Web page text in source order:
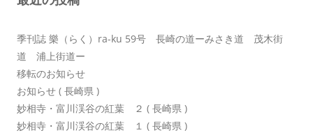
季刊誌 樂（らく）ra-ku 59号 長崎の道ーみさき道 茂木街
道 浦上街道ー
移転のお知らせ
お知らせ ( 長崎県 )
妙相寺・富川渓谷の紅葉 ２ ( 長崎県 )
妙相寺・富川渓谷の紅葉 １ ( 長崎県 )